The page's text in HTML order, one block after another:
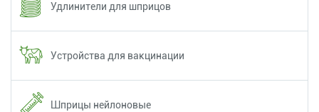
Удлинители для шприцов
Устройства для вакцинации
Шприцы нейлоновые